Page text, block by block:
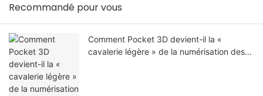
Recommandé pour vous
Comment Pocket 3D devient-il la «
cavalerie légère » de la numérisation des